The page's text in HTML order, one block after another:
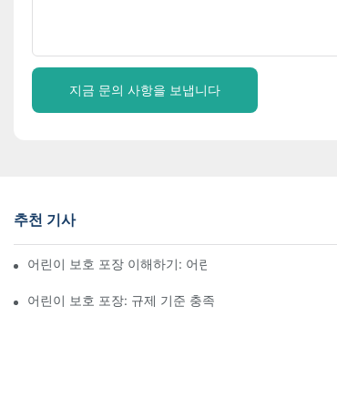
지금 문의 사항을 보냅니다
추천 기사
어린이 보호 포장 이해하기: 어린이의 안전 확보
어린이 보호 포장: 규제 기준 충족